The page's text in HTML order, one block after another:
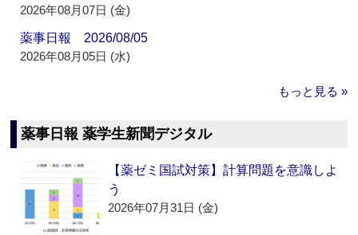
2026年08月07日 (金)
薬事日報 2026/08/05
2026年08月05日 (水)
もっと見る »
薬事日報 薬学生新聞デジタル
【薬ゼミ国試対策】計算問題を意識しよ
う
2026年07月31日 (金)